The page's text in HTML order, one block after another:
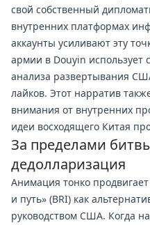
свой собственный
внутренних платформах
аккаунты усиливают эту
армии в Douyin использует
анализа развертывания
лайков. Этот нарратив
внимания от внутренних
идеи восходящего Китая
За пределами
дедолларизация
Анимация тонко
и путь» (BRI) как
руководством США. Когда